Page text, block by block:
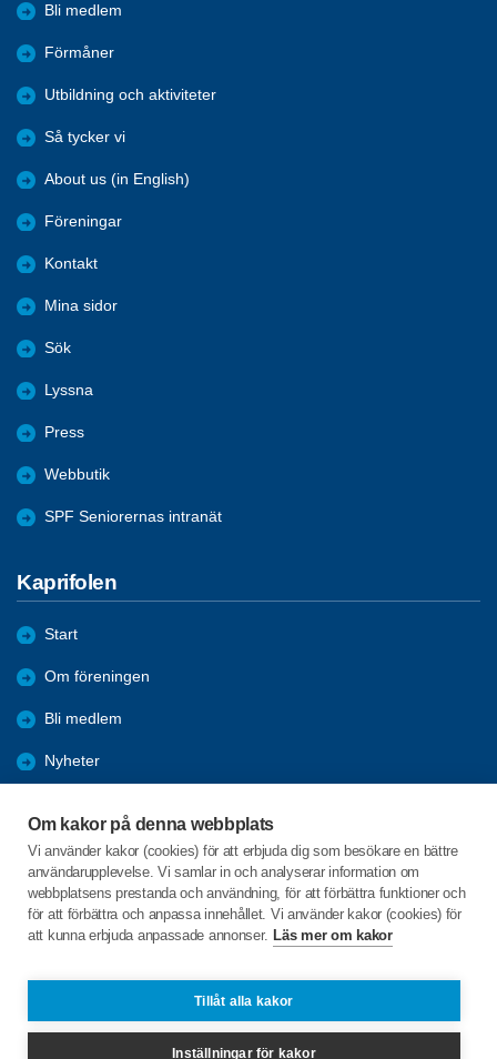
Om kakor på denna webbplats
Vi använder kakor (cookies) för att erbjuda dig som besökare en bättre
användarupplevelse. Vi samlar in och analyserar information om
webbplatsens prestanda och användning, för att förbättra funktioner och
för att förbättra och anpassa innehållet. Vi använder kakor (cookies) för
att kunna erbjuda anpassade annonser. Läs mer om kakor
Tillåt alla kakor
Inställningar för kakor
Bli medlem
Förmåner
Utbildning och aktiviteter
Så tycker vi
About us (in English)
Föreningar
Kontakt
Mina sidor
Sök
Lyssna
Press
Webbutik
SPF Seniorernas intranät
Kaprifolen
Start
Om föreningen
Bli medlem
Nyheter
Hälsovågen
Arkiv
Bilder
451 78 Fiskebäckskil